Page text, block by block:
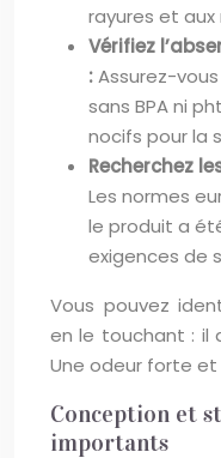
rayures et aux
Vérifiez
:Assurez-
sans BPA ni
nocifs pour la
Recherchez
Les normes
le produit a
exigences de
Vous pouvez
en le touchant : il
Une odeur forte
Conception et
importants